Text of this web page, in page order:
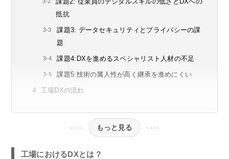
抵抗
課題3: データセキュリティとプライバシーの課
題
課題4:DXを進めるスペシャリスト人材の不足
課題5:技術の属人性が高く継承を進めにくい
工場DXの流れ
もっと見る
工場におけるDXとは？